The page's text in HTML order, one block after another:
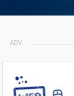
ADV